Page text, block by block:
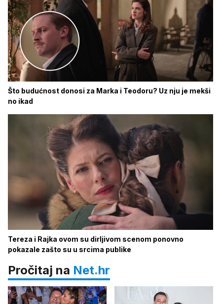
Što budućnost donosi za Marka i Teodoru? Uz nju je mekši
no ikad
Tereza i Rajka ovom su dirljivom scenom ponovno
pokazale zašto su u srcima publike
Pročitaj na Net.hr